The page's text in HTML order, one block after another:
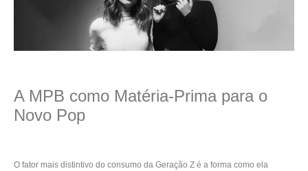
A MPB como Matéria-Prima para o
Novo Pop
O fator mais distintivo do consumo da Geração Z é a forma como ela